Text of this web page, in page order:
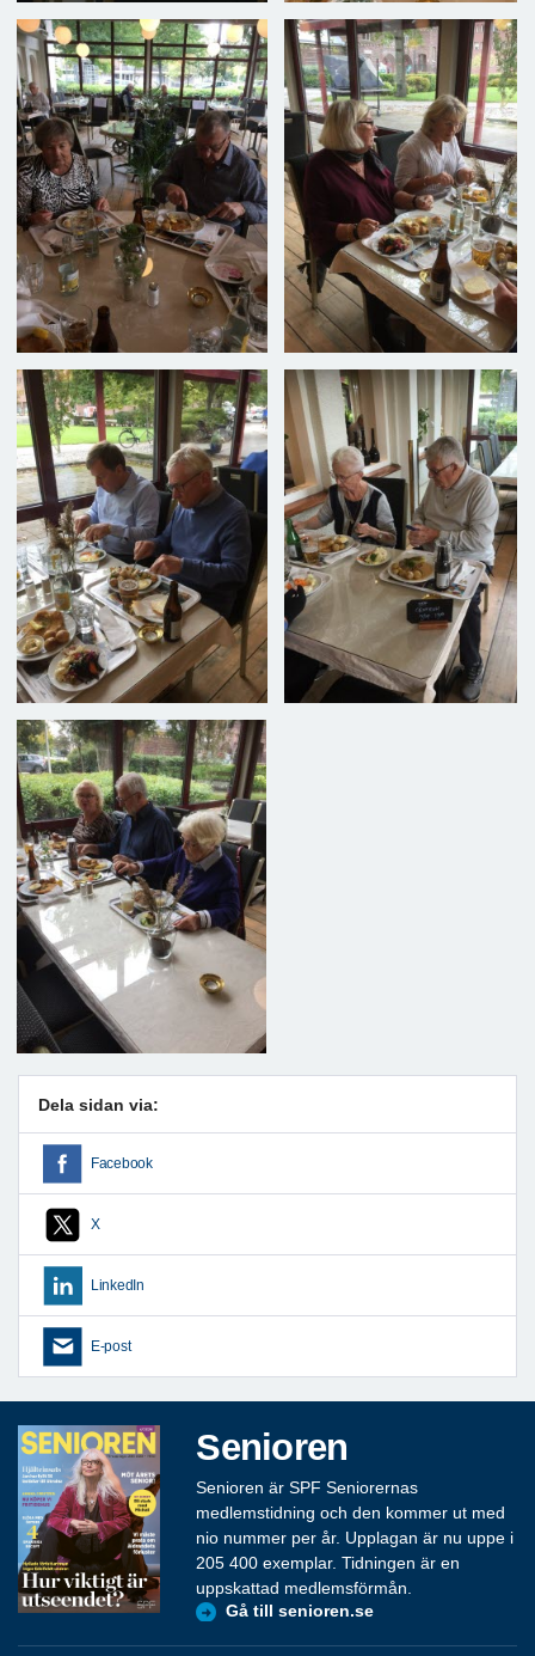
Dela sidan via:
Facebook
X
LinkedIn
E-post
Senioren
Senioren är SPF Seniorernas
medlemstidning och den kommer ut med
nio nummer per år. Upplagan är nu uppe i
205 400 exemplar. Tidningen är en
uppskattad medlemsförmån.
Gå till senioren.se